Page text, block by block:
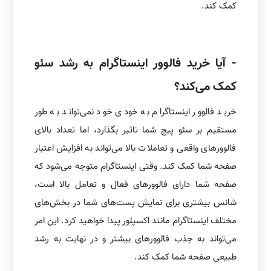
کمک کند.
- آیا خرید فالوور اینستاگرام به رشد سئو
کمک می‌کند؟
خرید فالوور اینستاگرام به خودی خود نمی‌تواند به طور
مستقیم بر سئو پیج شما تاثیر بگذارد، اما تعداد بالای
فالوورهای واقعی و تعاملات بالا می‌تواند به افزایش اعتبار
صفحه شما کمک کند. وقتی اینستاگرام متوجه می‌شود که
صفحه شما دارای فالوورهای فعال و تعامل بالا است،
شانس بیشتری برای نمایش پست‌های شما در بخش‌های
مختلف اینستاگرام مانند اکسپلور پیدا خواهید کرد. این امر
می‌تواند به جذب فالوورهای بیشتر و در نهایت به رشد
طبیعی صفحه شما کمک کند.